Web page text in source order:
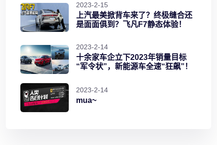
2023-2-15
上汽最美掀背车来了？终极缝合还
是面面俱到？飞凡F7静态体验！
2023-2-14
十余家车企立下2023年销量目标
“军令状”，新能源车全速“狂飙”！
2023-2-14
mua~